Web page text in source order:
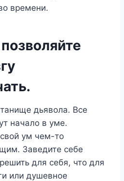
времени.
дьявола. Все
начало в уме.
свой ум чем-то
Заведите себе
для себя, что для
или душевное